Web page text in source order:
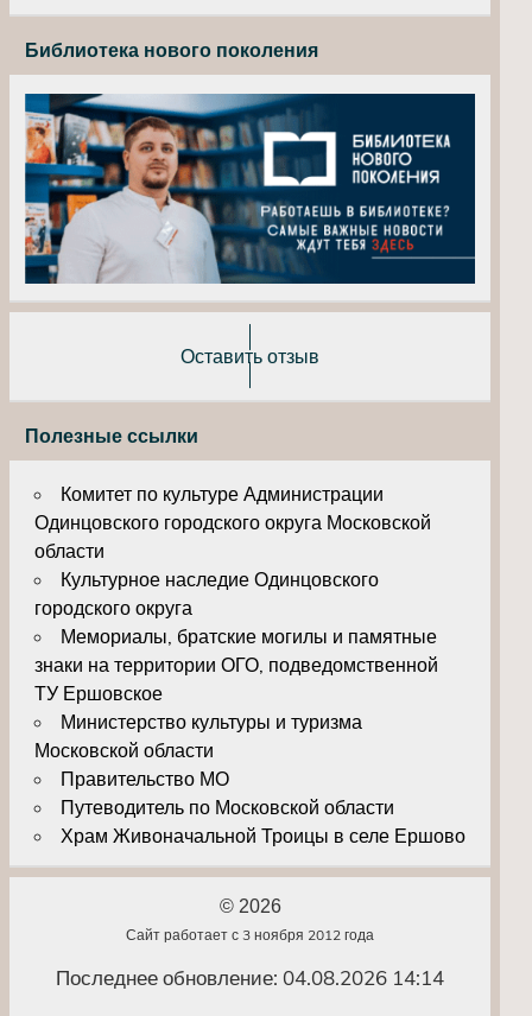
Библиотека нового поколения
Оставить отзыв
Полезные ссылки
Комитет по культуре Администрации
Одинцовского городского округа Московской
области
Культурное наследие Одинцовского
городского округа
Мемориалы, братские могилы и памятные
знаки на территории ОГО, подведомственной
ТУ Ершовское
Министерство культуры и туризма
Московской области
Правительство МО
Путеводитель по Московской области
Храм Живоначальной Троицы в селе Ершово
© 2026
Сайт работает с 3 ноября 2012 года
Последнее обновление: 04.08.2026 14:14